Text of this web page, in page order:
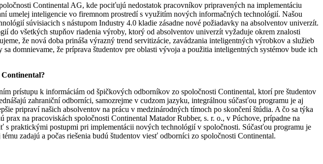
Continental AG, kde pociťujú nedostatok pracovníkov pripravených na implementáciu
umelej inteligencie vo firemnom prostredí s využitím nových informačných technológií. Našou
súvisiacich s nástupom Industry 4.0 kladie zásadne nové požiadavky na absolventov univerzít.
do všetkých stupňov riadenia výroby, ktorý od absolventov univerzít vyžaduje okrem znalosti
že nová doba prináša výrazný trend servitizácie, zavádzania inteligentných výrobkov a služieb
domnievame, že príprava študentov pre oblasti vývoja a použitia inteligentných systémov bude ich
prístupu k informáciám od špičkových odborníkov zo spoločnosti Continental, ktorí pre študentov
zahraniční odborníci, samozrejme v cudzom jazyku, integrálnou súčasťou programu je aj
pripraví našich absolventov na prácu v medzinárodných tímoch po skončení štúdia. A čo sa týka
na pracoviskách spoločnosti Continental Matador Rubber, s. r. o., v Púchove, prípadne na
praktickými postupmi pri implementácii nových technológií v spoločnosti. Súčasťou programu je
zadajú a počas riešenia budú študentov viesť odborníci zo spoločnosti Continental.